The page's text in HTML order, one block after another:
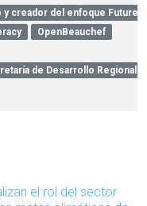
creador del enfoque Futures
OpenBeauchef
de Desarrollo Regional
el rol del sector